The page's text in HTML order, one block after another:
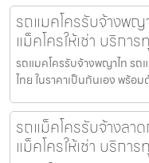
รถแมคโครรับจ้างพญ
แม็คโครให้เช่า บริกา
รถแมคโครรับจ้างพญาไท รถ
ไทย ในราคาเป็นกันเอง พร้
รถแม็คโครรับจ้างลา
แม็คโครให้เช่า บริกา